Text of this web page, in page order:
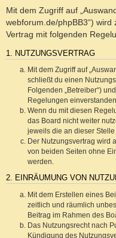
Mit dem Zugriff auf
webforum.de/phpBB3“)
Vertrag mit folgenden
1. NUTZUNGSVERTRAG
Mit dem Zugriff auf
schließt du einen
Folgenden „Betreiber“)
Regelungen
Wenn du mit diesen
das Board nicht weiter
jeweils die an dieser
Der Nutzungsvertrag wird
von beiden Seiten ohne
werden.
2. EINRÄUMUNG VON
Mit dem Erstellen eines
zeitlich und räumlich
Beitrag im Rahmen des
Das Nutzungsrecht nach
Kündigung des